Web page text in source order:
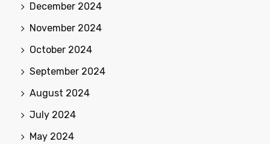
December 2024
November 2024
October 2024
September 2024
August 2024
July 2024
May 2024